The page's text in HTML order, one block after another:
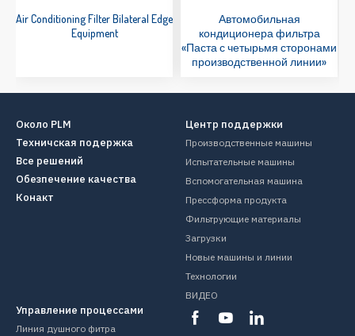
Air Conditioning Filter Bilateral Edge
Equipment
Автомобильная
кондиционера фильтра
«Паста с четырьмя сторонами
производственной линии»
Управление процессами
Линия душного фитра
Центр поддержки
Производственные машины
Испытательные машины
Вспомогательная машина
Прессформа продукта
Фильтрующие материалы
Загрузки
Новые машины и линии
Технологии
ВИДЕО
Около PLM
Техничская подержка
Все решений
Обезпечение качества
Конакт